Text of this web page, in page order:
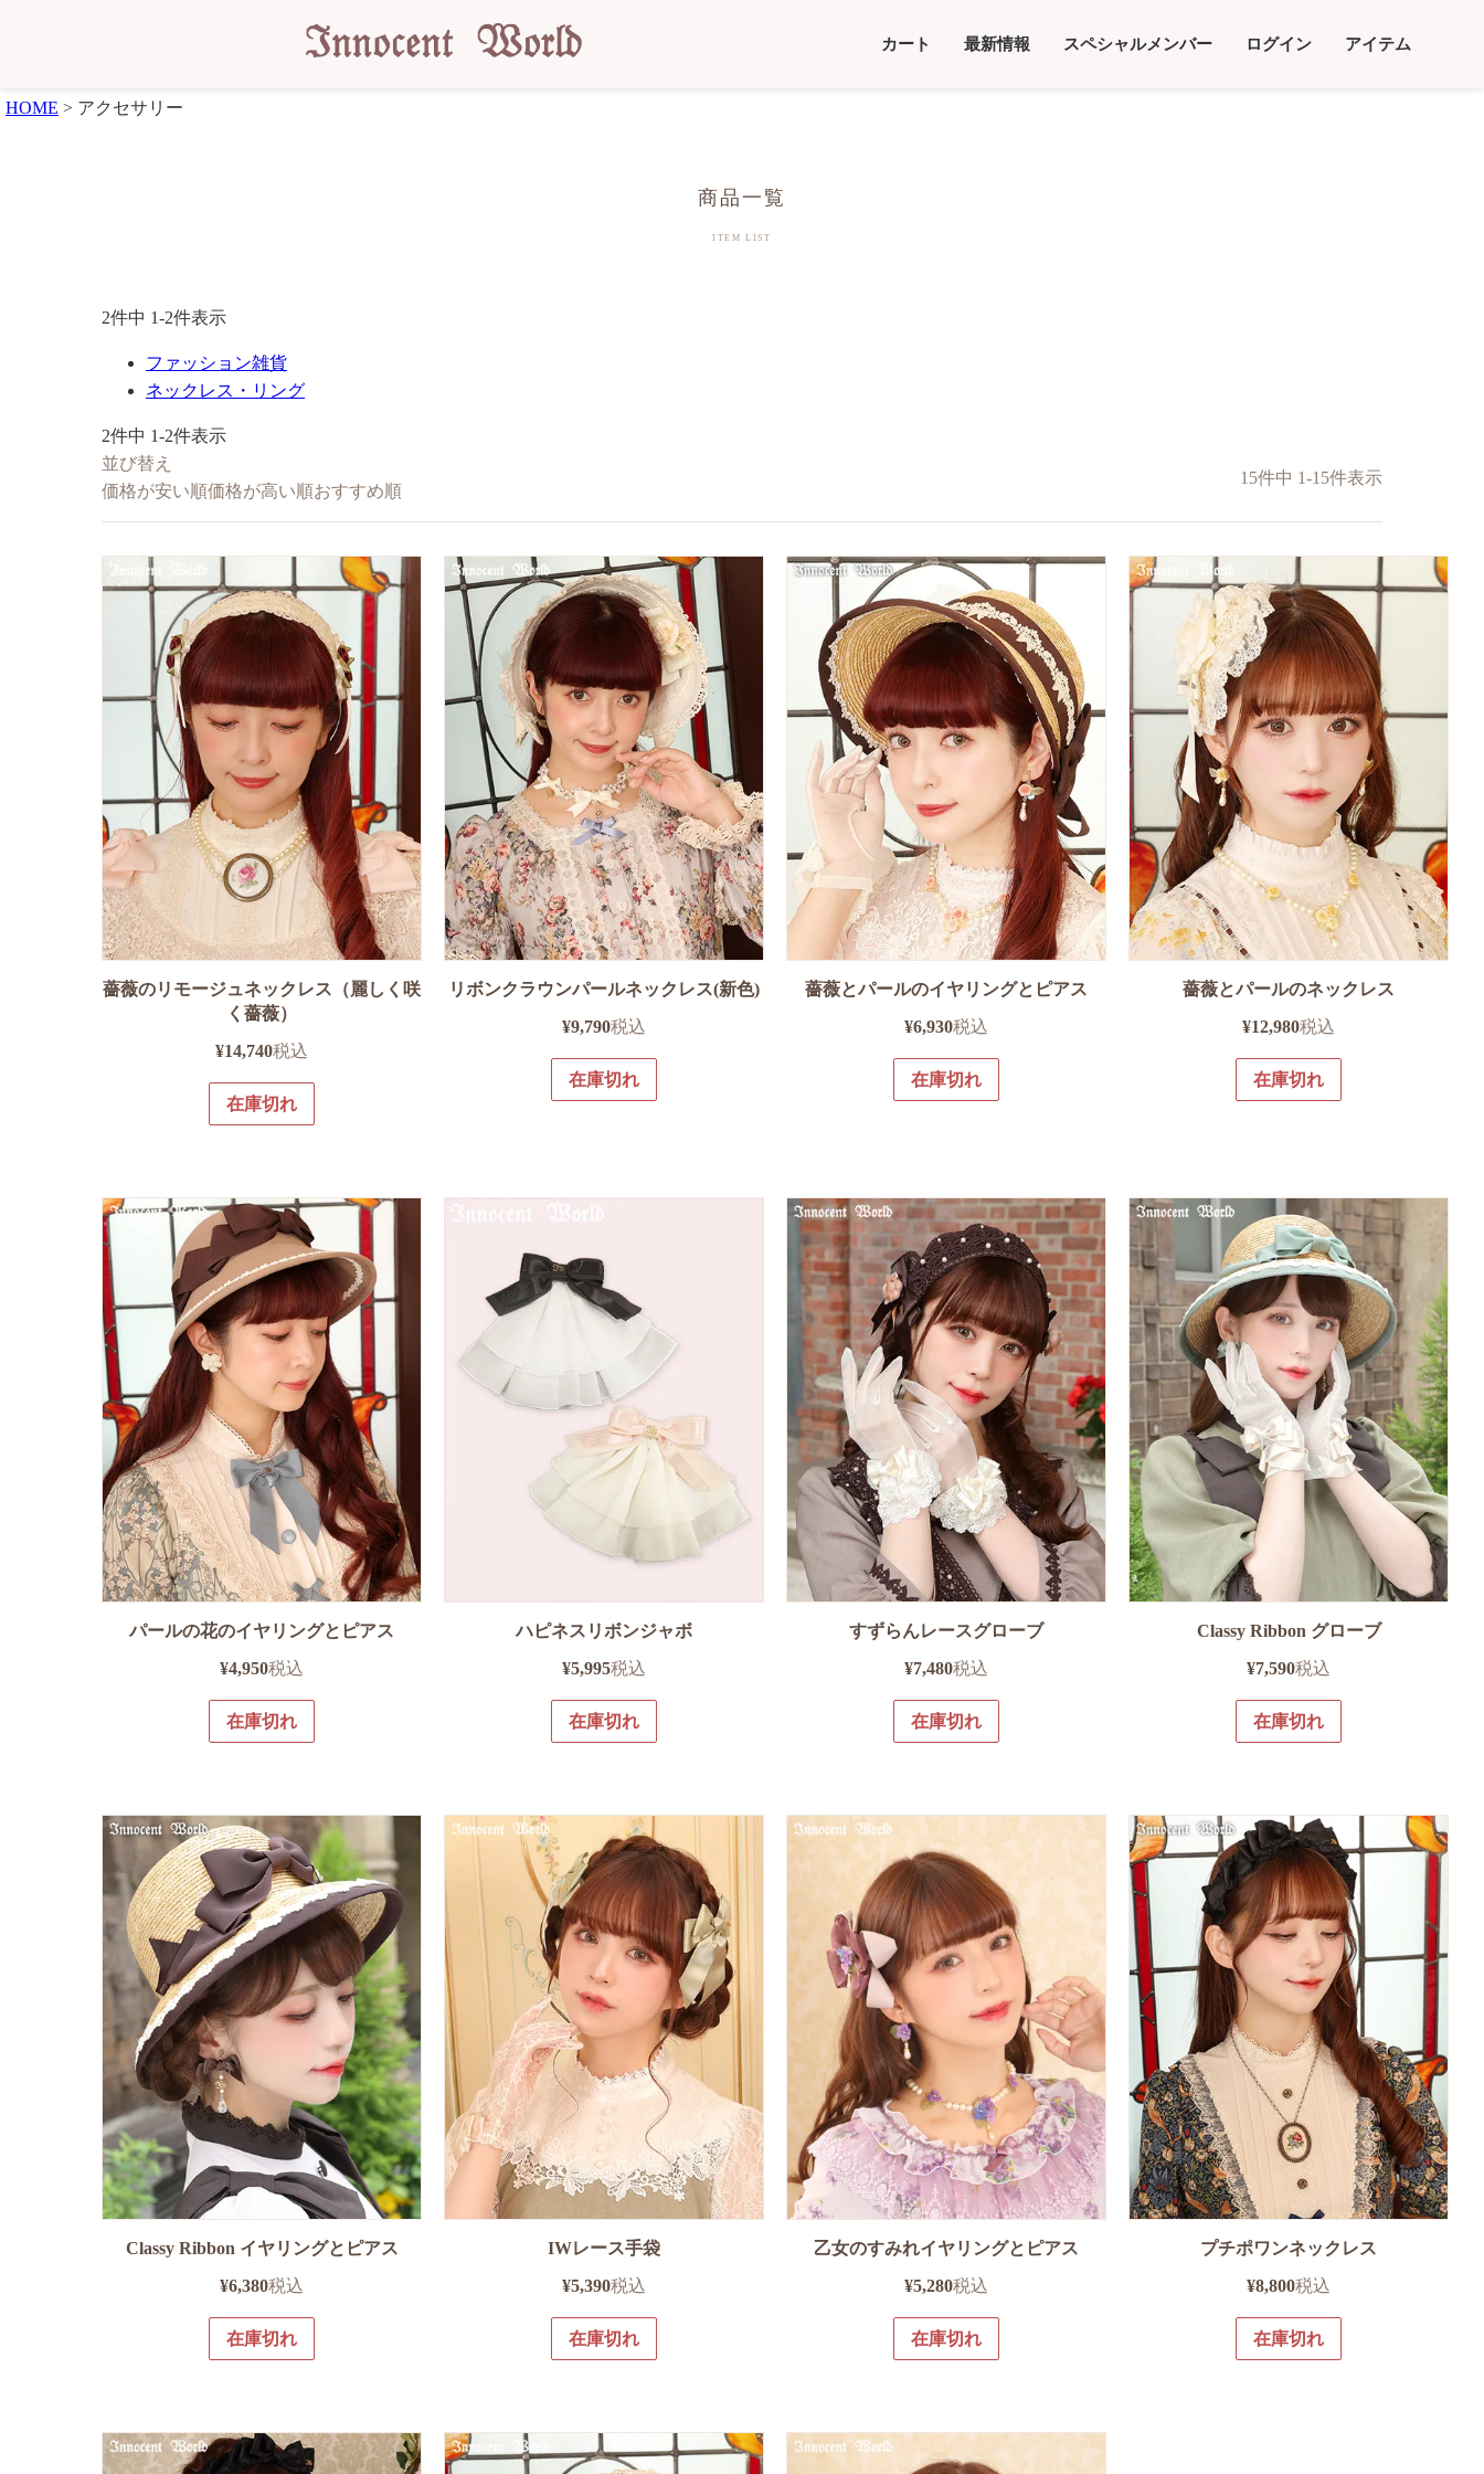
カート 最新情報 スペシャルメンバー ログイン アイテム
HOME アクセサリー
2件中 1-2件表示
ファッション雑貨
ネックレス・リング
2件中 1-2件表示
並び替え
価格が安い順価格が高い順おすすめ順
15件中 1-15件表示
薔薇のリモージュネックレス（麗しく咲
く薔薇）
¥14,740税込
在庫切れ
リボンクラウンパールネックレス(新色)
¥9,790税込
在庫切れ
薔薇とパールのイヤリングとピアス
¥6,930税込
在庫切れ
薔薇とパールのネックレス
¥12,980税込
在庫切れ
パールの花のイヤリングとピアス
¥4,950税込
在庫切れ
ハピネスリボンジャボ
¥5,995税込
在庫切れ
すずらんレースグローブ
¥7,480税込
在庫切れ
Classy Ribbon グローブ
¥7,590税込
在庫切れ
Classy Ribbon イヤリングとピアス
¥6,380税込
在庫切れ
IWレース手袋
¥5,390税込
在庫切れ
乙女のすみれイヤリングとピアス
¥5,280税込
在庫切れ
プチポワンネックレス
¥8,800税込
在庫切れ